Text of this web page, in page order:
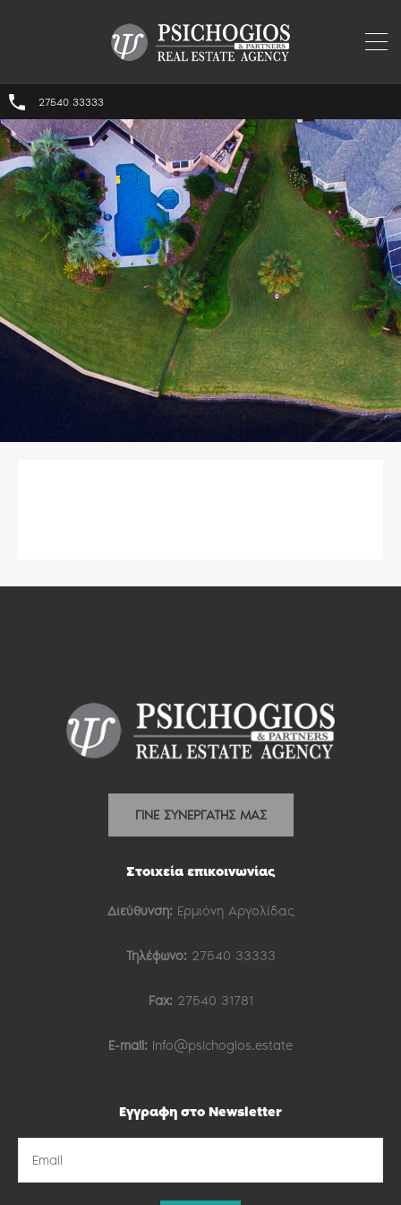
27540 33333
ΓΙΝΕ ΣΥΝΕΡΓΑΤΗΣ ΜΑΣ
Στοιχεία επικοινωνίας
Διεύθυνση: Ερμιόνη Αργολίδας
Τηλέφωνο: 27540 33333
Fax: 27540 31781
E-mail: info@psichogios.estate
Εγγραφη στο Newsletter